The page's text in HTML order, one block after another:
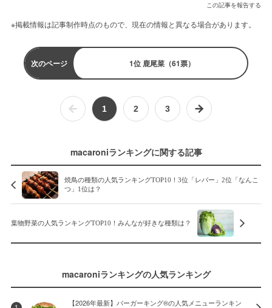
この記事を報告する
※掲載情報は記事制作時点のもので、現在の情報と異なる場合があります。
次のページ 1位 鹿尾菜（61票）
1 2 3
macaroniランキングに関する記事
焼鳥の種類の人気ランキングTOP10！3位「レバー」2位「なんこ
つ」1位は？
葉物野菜の人気ランキングTOP10！みんなが好きな種類は？
macaroniランキングの人気ランキング
【2026年最新】バーガーキング®の人気メニューランキン